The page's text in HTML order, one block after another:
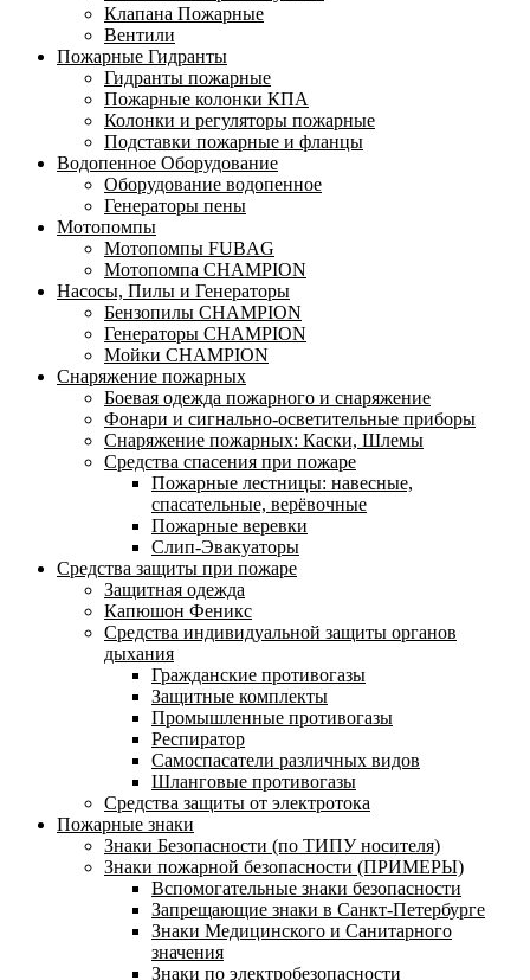
Клапана Пожарные
Вентили
Пожарные Гидранты
Гидранты пожарные
Пожарные колонки КПА
Колонки и регуляторы пожарные
Подставки пожарные и фланцы
Водопенное Оборудование
Оборудование водопенное
Генераторы пены
Мотопомпы
Мотопомпы FUBAG
Мотопомпа CHAMPION
Насосы, Пилы и Генераторы
Бензопилы CHAMPION
Генераторы CHAMPION
Мойки CHAMPION
Снаряжение пожарных
Боевая одежда пожарного и снаряжение
Фонари и сигнально-осветительные приборы
Снаряжение пожарных: Каски, Шлемы
Средства спасения при пожаре
Пожарные лестницы: навесные,
спасательные, верёвочные
Пожарные веревки
Слип-Эвакуаторы
Средства защиты при пожаре
Защитная одежда
Капюшон Феникс
Средства индивидуальной защиты органов
дыхания
Гражданские противогазы
Защитные комплекты
Промышленные противогазы
Респиратор
Самоспасатели различных видов
Шланговые противогазы
Средства защиты от электротока
Пожарные знаки
Знаки Безопасности (по ТИПУ носителя)
Знаки пожарной безопасности (ПРИМЕРЫ)
Вспомогательные знаки безопасности
Запрещающие знаки в Санкт-Петербурге
Знаки Медицинского и Санитарного
значения
Знаки по электробезопасности